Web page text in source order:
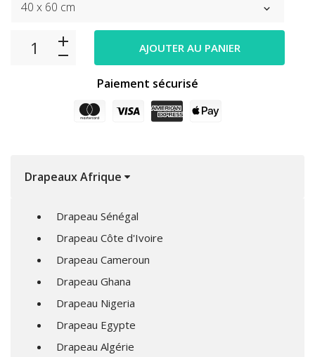
AJOUTER AU PANIER
Paiement sécurisé
Drapeaux Afrique
Drapeau Sénégal
Drapeau Côte d'Ivoire
Drapeau Cameroun
Drapeau Ghana
Drapeau Nigeria
Drapeau Egypte
Drapeau Algérie